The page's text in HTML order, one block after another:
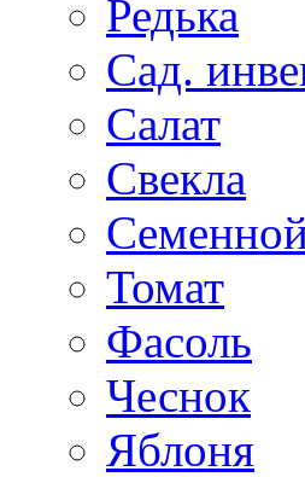
Редька
Сад.
Салат
Свекла
Томат
Фасоль
Чеснок
Яблоня